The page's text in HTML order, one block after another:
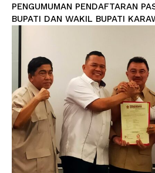
PENGUMUMAN PENDAFTARAN PASANGAN CALON
BUPATI DAN WAKIL BUPATI